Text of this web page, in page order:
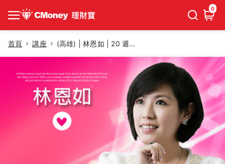
0
首頁 講座 (高雄) | 林恩如 | 20 週均線簡單操作法